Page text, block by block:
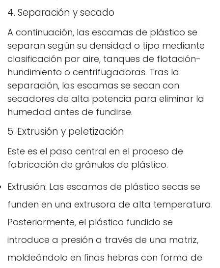
4. Separación y secado
A continuación, las escamas de plástico se
separan según su densidad o tipo mediante
clasificación por aire, tanques de flotación-
hundimiento o centrifugadoras. Tras la
separación, las escamas se secan con
secadores de alta potencia para eliminar la
humedad antes de fundirse.
5. Extrusión y peletización
Este es el paso central en el proceso de
fabricación de gránulos de plástico.
Extrusión: Las escamas de plástico secas se
funden en una extrusora de alta temperatura.
Posteriormente, el plástico fundido se
introduce a presión a través de una matriz,
moldeándolo en finas hebras con forma de